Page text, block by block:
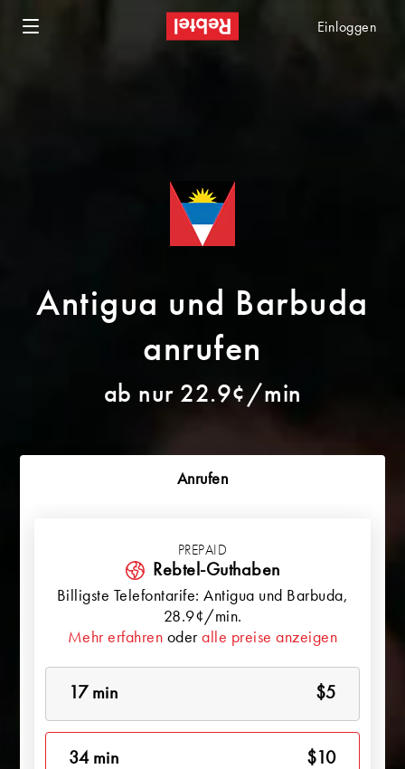
Einloggen
Antigua und Barbuda
anrufen
ab nur 22.9¢/min
Anrufen
PREPAID
Rebtel-Guthaben
Billigste Telefontarife: Antigua und Barbuda,
28.9¢/min.
Mehr erfahren oderalle preise anzeigen
17 min $5
34 min $10